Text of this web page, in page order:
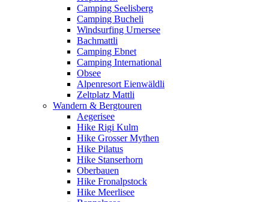
Camping Seelisberg
Camping Bucheli
Windsurfing Urnersee
Bachmattli
Camping Ebnet
Camping International
Obsee
Alpenresort Eienwäldli
Zeltplatz Mattli
Wandern & Bergtouren
Aegerisee
Hike Rigi Kulm
Hike Grosser Mythen
Hike Pilatus
Hike Stanserhorn
Oberbauen
Hike Fronalpstock
Hike Meerlisee